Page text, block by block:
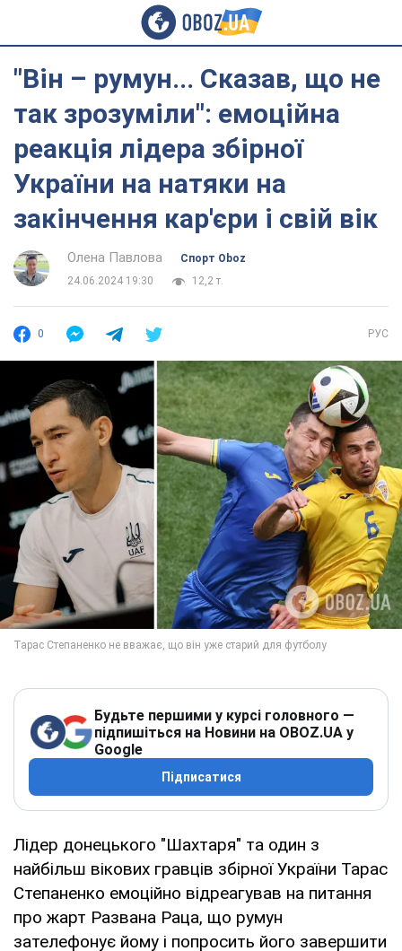
"Він – румун... Сказав, що не
так зрозуміли": емоційна
реакція лідера збірної
України на натяки на
закінчення кар'єри і свій вік
Олена Павлова
Спорт Oboz
24.06.2024 19:30
12,2 т.
0 РУС
Будьте першими у курсі головного —
підпишіться на Новини на OBOZ.UA у
Google
Підписатися
Лідер донецького "Шахтаря" та один з
найбільш вікових гравців збірної України Тарас
Степаненко емоційно відреагував на питання
про жарт Развана Раца, що румун
зателефонує йому і попросить його завершити